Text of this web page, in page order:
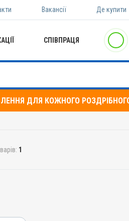
Вакансії Де купити
СПІВПРАЦЯ
ДЛЯ КОЖНОГО
1